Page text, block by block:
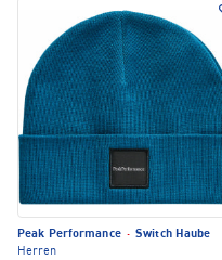
Peak Performance · Switch Haube
Herren